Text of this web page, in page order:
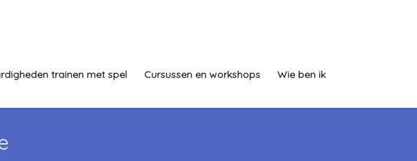
trainen met spel Cursussen en workshops Wie ben ik